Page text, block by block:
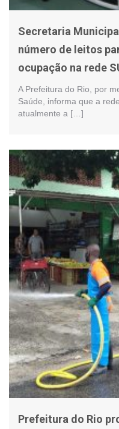
Secretaria
número de leitos
ocupação na rede
A Prefeitura do Rio, por
Saúde, informa que a
atualmente a […]
Prefeitura do Rio